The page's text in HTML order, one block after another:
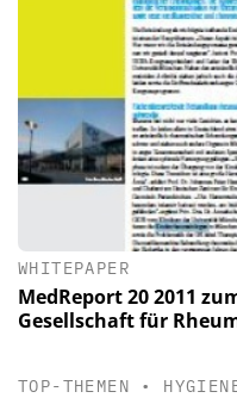
WHITEPAPER
MedReport 20 2011
Gesellschaft für
TOP-THEMEN •